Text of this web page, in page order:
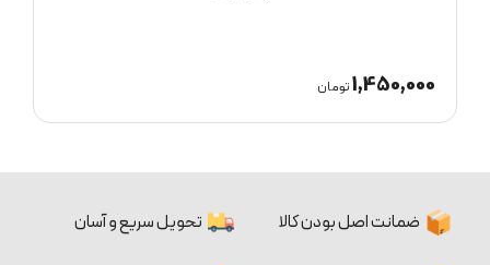
ضمانت اصل بودن کالا تحویل سریع و آسان